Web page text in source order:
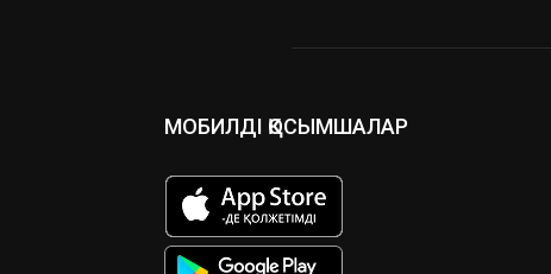
МОБИЛДІ ҚОСЫМШАЛАР